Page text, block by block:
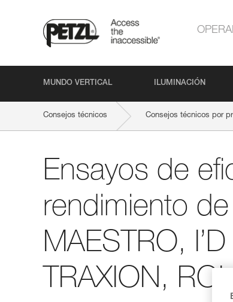
MUNDO VERTICAL ILUMINACIÓN
Consejos técnicos Consejos técnicos por
Ensayos de
rendimiento
MAESTRO,
TRAXION,